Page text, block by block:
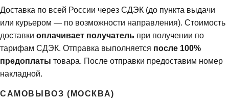
Доставка по всей России через СДЭК (до пункта выдачи
или курьером — по возможности направления). Стоимость
доставки оплачивает получатель при получении по
тарифам СДЭК. Отправка выполняется после 100%
предоплаты товара. После отправки предоставим номер
накладной.
САМОВЫВОЗ (МОСКВА)